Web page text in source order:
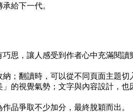
給下一代。
思，讓人感受到作者心中充滿閱讀
；翻讀時，可以從不同頁面主題切
的視覺氣勢；文字與內容設計，
品爭取不少加分，最終脫穎而出。